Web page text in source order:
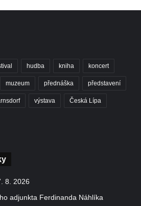
hudba kniha koncert
muzeum přednáška představení
výstava Česká Lípa
8. 2026
adjunkta Ferdinanda Náhlíka